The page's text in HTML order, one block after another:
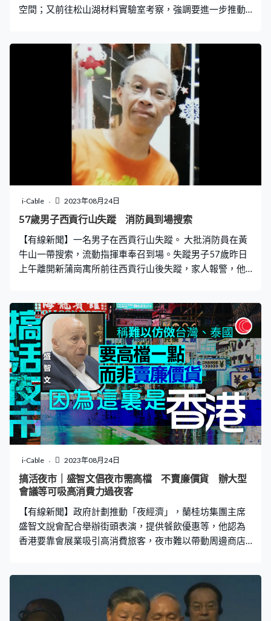
空間；又前往松山湖材料實驗室考察，強調要進一步推動
應用情況，強調要加強基礎研究，為國家實現高水平科技
自立自強作出貢獻，紮實推進中國式現代化進程。
i-Cable 2023年08月24日
57歲男子西貢行山失蹤 消防員到場搜索
【有線新聞】一名男子在西貢行山失蹤。 大批消防員在黃
牛山一帶搜索，流動指揮車奉召到場。失蹤男子57歲昨日
上午離開新蒲崗寓所前往西貢行山後失蹤，家人報警，他
i-Cable 2023年08月24日
搞活夜市｜盛智文倡夜市需高檔 不賣廉價貨 辦大型
會議等可吸高消費力過夜客
【有線新聞】政府計劃推動「夜經濟」，蘭桂坊集團主席
盛智文說會配合舉辦街頭表演，提供餐飲優惠等，他認為
香港要靠會展業吸引高消費旅客，夜市難以帶動周邊商店
坊不再是「鬼佬」地方，內地旅客比外國人更多，有內地
人一晚花費40、50萬飲美酒、買雪茄。蘭桂坊集團主席盛
智文：「內地旅客跟疫情前不同，顧客更年輕、穿着得更